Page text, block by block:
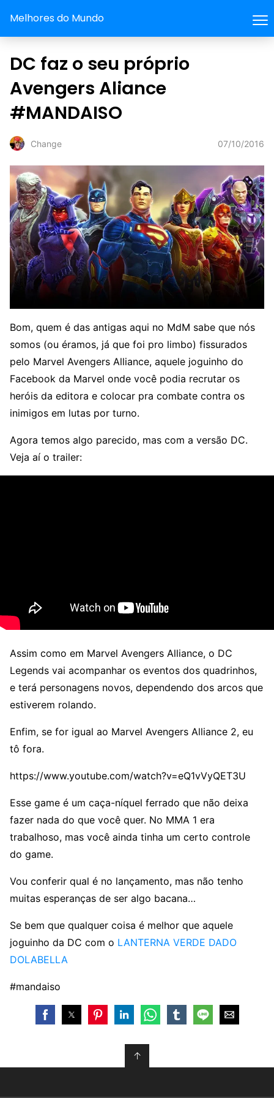
Melhores do Mundo
DC faz o seu próprio
Avengers Aliance
#MANDAISO
Change 07/10/2016
Bom, quem é das antigas aqui no MdM sabe que nós
somos (ou éramos, já que foi pro limbo) fissurados
pelo Marvel Avengers Alliance, aquele joguinho do
Facebook da Marvel onde você podia recrutar os
heróis da editora e colocar pra combate contra os
inimigos em lutas por turno.
Agora temos algo parecido, mas com a versão DC.
Veja aí o trailer:
Assim como em Marvel Avengers Alliance, o DC
Legends vai acompanhar os eventos dos quadrinhos,
e terá personagens novos, dependendo dos arcos que
estiverem rolando.
Enfim, se for igual ao Marvel Avengers Alliance 2, eu
tô fora.
https://www.youtube.com/watch?v=eQ1vVyQET3U
Esse game é um caça-níquel ferrado que não deixa
fazer nada do que você quer. No MMA 1 era
trabalhoso, mas você ainda tinha um certo controle
do game.
Vou conferir qual é no lançamento, mas não tenho
muitas esperanças de ser algo bacana…
Se bem que qualquer coisa é melhor que aquele
joguinho da DC com o LANTERNA VERDE DADO
DOLABELLA
#mandaiso
↑